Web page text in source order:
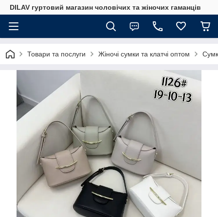
DILAV гуртовий магазин чоловічих та жіночих гаманців
Товари та послуги Жіночі сумки та клатчі оптом